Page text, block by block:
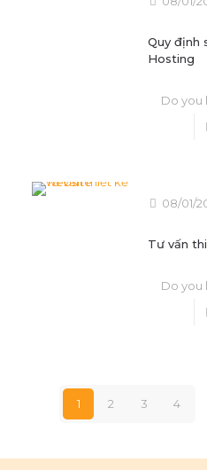
Quy định
Hosting
Do you
08/01/
Tư vấn
Do you
1 2 3 4